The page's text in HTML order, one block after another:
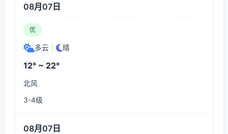
08月07日
优
多云 晴
12° ~ 22°
北风
3-4级
08月07日